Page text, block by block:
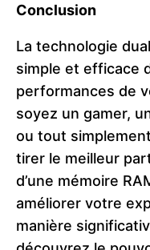
Conclusion
La technologie
simple et efficace
performances de
soyez un gamer,
ou tout
tirer le meilleur
d’une mémoire
améliorer votre
manière